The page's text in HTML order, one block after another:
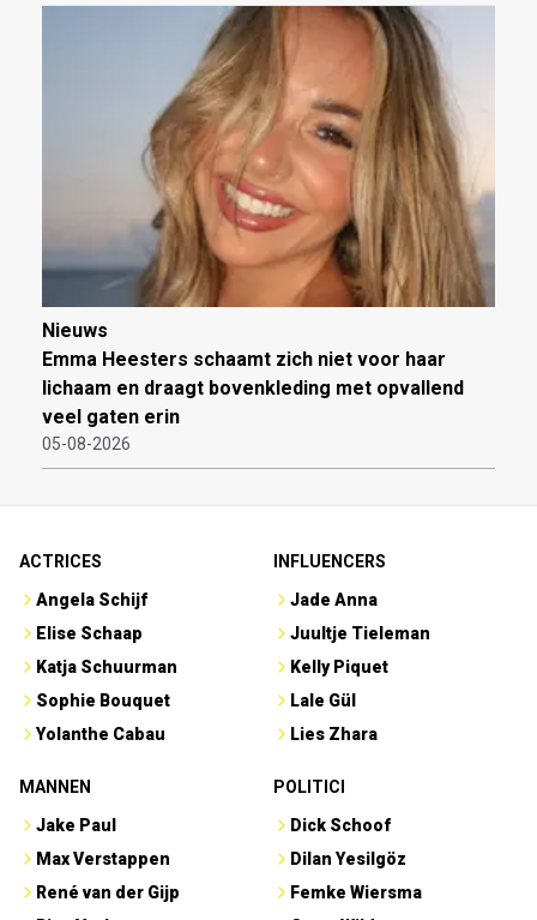
Nieuws
Emma Heesters schaamt zich niet voor haar
lichaam en draagt bovenkleding met opvallend
veel gaten erin
05-08-2026
ACTRICES
Angela Schijf
Elise Schaap
Katja Schuurman
Sophie Bouquet
Yolanthe Cabau
INFLUENCERS
Jade Anna
Juultje Tieleman
Kelly Piquet
Lale Gül
Lies Zhara
MANNEN
Jake Paul
Max Verstappen
René van der Gijp
POLITICI
Dick Schoof
Dilan Yesilgöz
Femke Wiersma